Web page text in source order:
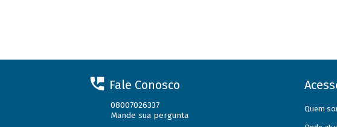
Fale Conosco
08007026337
Mande sua pergunta
Quem